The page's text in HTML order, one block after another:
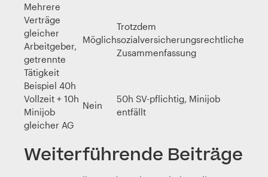
Mehrere
Verträge
gleicher
Arbeitgeber,
getrennte
Tätigkeit
Möglich
Trotzdem
sozialversicherungsrechtliche
Zusammenfassung
Beispiel 40h
Vollzeit + 10h
Minijob
gleicher AG
Nein
50h SV-pflichtig, Minijob
entfällt
Weiterführende Beiträge